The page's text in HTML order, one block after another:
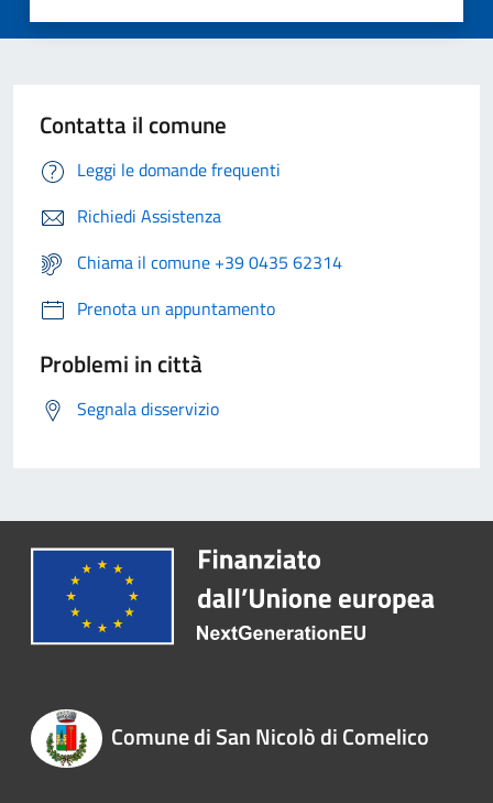
Contatta il comune
Leggi le domande frequenti
Richiedi Assistenza
Chiama il comune +39 0435 62314
Prenota un appuntamento
Problemi in città
Segnala disservizio
Comune di San Nicolò di Comelico